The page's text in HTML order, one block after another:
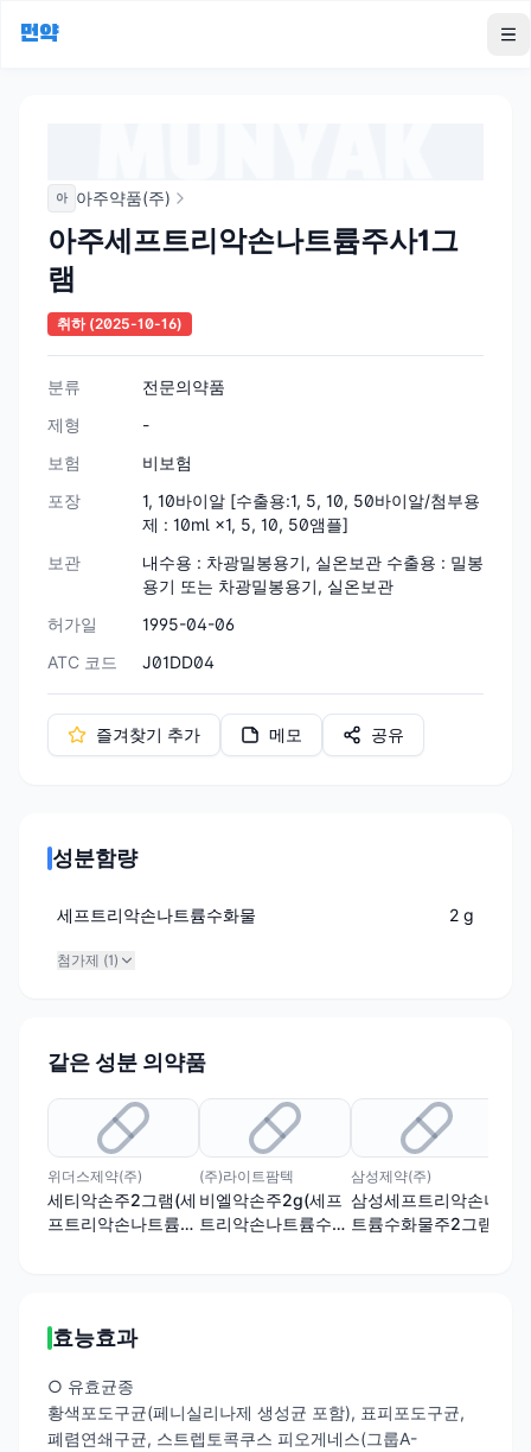
먼약
아 아주약품(주)
아주세프트리악손나트륨주사1그
램
취하(2025-10-16)
분류
전문의약품
제형
-
보험
비보험
포장
1, 10바이알 [수출용:1, 5, 10, 50바이알/첨부용
제 : 10ml ×1, 5, 10, 50앰플]
보관
내수용 : 차광밀봉용기, 실온보관 수출용 : 밀봉
용기 또는 차광밀봉용기, 실온보관
허가일
1995-04-06
ATC 코드
J01DD04
즐겨찾기 추가 메모 공유
성분함량
세프트리악손나트륨수화물 2 g
첨가제 (1)
같은 성분 의약품
위더스제약(주)
세티악손주2그램(세
프트리악손나트륨수
(주)라이트팜텍
비엘악손주2g(세프
트리악손나트륨수화
삼성제약(주)
삼성세프트리악손나
트륨수화물주2그램
효능효과
○ 유효균종
황색포도구균(페니실리나제 생성균 포함), 표피포도구균,
폐렴연쇄구균, 스트렙토콕쿠스 피오게네스(그룹A-